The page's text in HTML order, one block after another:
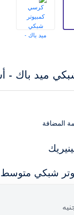
ميد باك -
المضافة
شبكي متوسط